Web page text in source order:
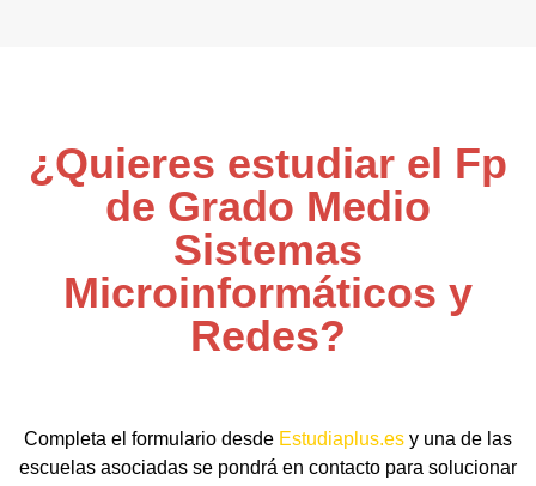
¿Quieres estudiar el Fp
de Grado Medio
Sistemas
Microinformáticos y
Redes?
Completa el formulario desde Estudiaplus.es y una de las
escuelas asociadas se pondrá en contacto para solucionar